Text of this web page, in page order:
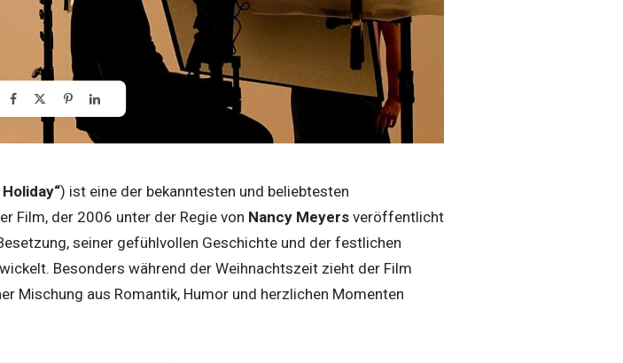
) ist eine der bekanntesten und beliebtesten
Film, der 2006 unter der Regie von Nancy Meyers veröffentlicht
seiner gefühlvollen Geschichte und der festlichen
Besonders während der Weihnachtszeit zieht der Film
Mischung aus Romantik, Humor und herzlichen Momenten